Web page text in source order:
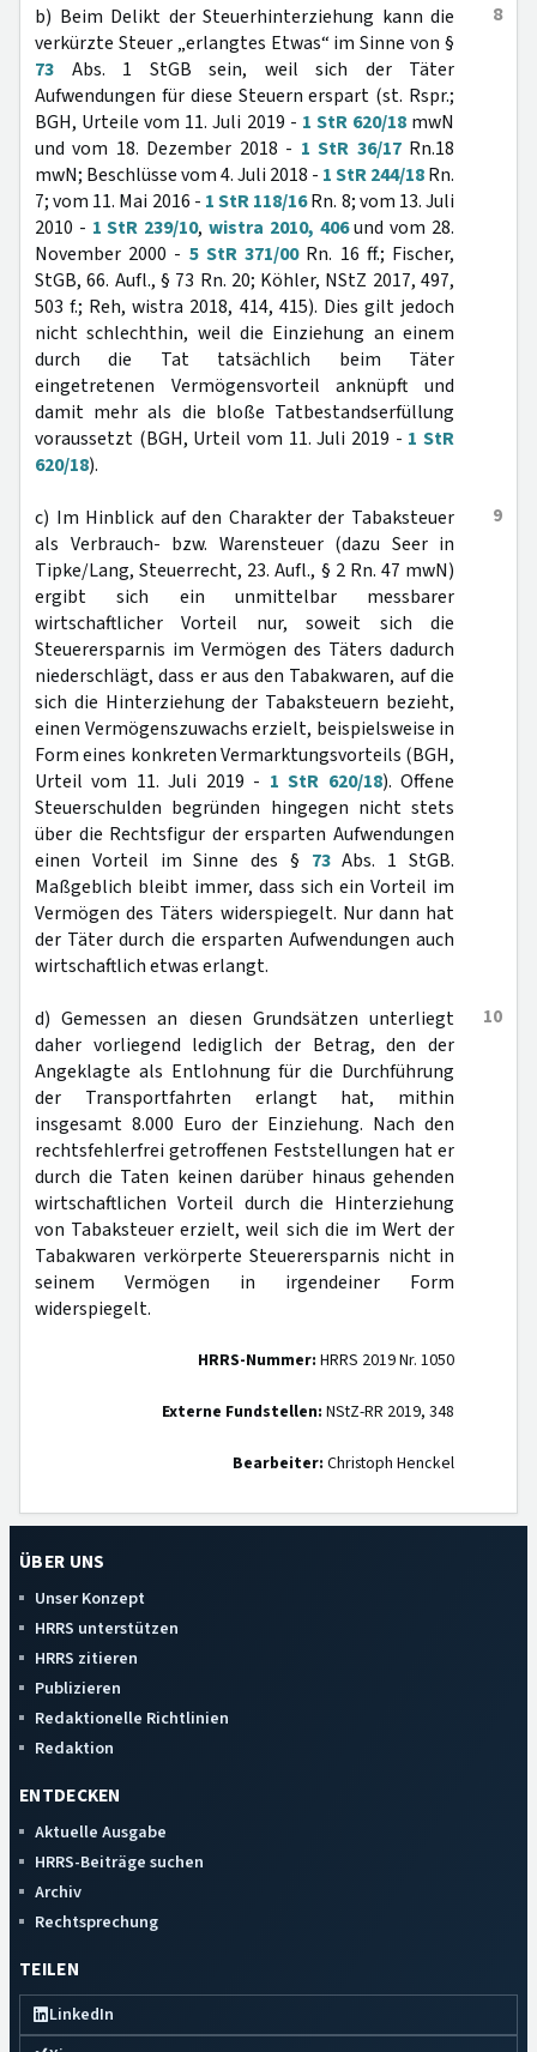
8
b) Beim Delikt der Steuerhinterziehung kann die
verkürzte Steuer „erlangtes Etwas“ im Sinne von §
73 Abs. 1 StGB sein, weil sich der Täter
Aufwendungen für diese Steuern erspart (st. Rspr.;
BGH, Urteile vom 11. Juli 2019 - 1 StR 620/18mwN
und vom 18. Dezember 2018 - 1 StR 36/17Rn.18
mwN; Beschlüsse vom 4. Juli 2018 - 1 StR 244/18Rn.
7; vom 11. Mai 2016 - 1 StR 118/16Rn. 8; vom 13. Juli
2010 - 1 StR 239/10,wistra 2010, 406und vom 28.
November 2000 - 5 StR 371/00Rn. 16 ff.; Fischer,
StGB, 66. Aufl., § 73 Rn. 20; Köhler, NStZ 2017, 497,
503 f.; Reh, wistra 2018, 414, 415). Dies gilt jedoch
nicht schlechthin, weil die Einziehung an einem
durch die Tat tatsächlich beim Täter
eingetretenen Vermögensvorteil anknüpft und
damit mehr als die bloße Tatbestandserfüllung
voraussetzt (BGH, Urteil vom 11. Juli 2019 - 1 StR
620/18).
9
c) Im Hinblick auf den Charakter der Tabaksteuer
als Verbrauch- bzw. Warensteuer (dazu Seer in
Tipke/Lang, Steuerrecht, 23. Aufl., § 2 Rn. 47 mwN)
ergibt sich ein unmittelbar messbarer
wirtschaftlicher Vorteil nur, soweit sich die
Steuerersparnis im Vermögen des Täters dadurch
niederschlägt, dass er aus den Tabakwaren, auf die
sich die Hinterziehung der Tabaksteuern bezieht,
einen Vermögenszuwachs erzielt, beispielsweise in
Form eines konkreten Vermarktungsvorteils (BGH,
Urteil vom 11. Juli 2019 - 1 StR 620/18). Offene
Steuerschulden begründen hingegen nicht stets
über die Rechtsfigur der ersparten Aufwendungen
einen Vorteil im Sinne des § 73Abs. 1 StGB.
Maßgeblich bleibt immer, dass sich ein Vorteil im
Vermögen des Täters widerspiegelt. Nur dann hat
der Täter durch die ersparten Aufwendungen auch
wirtschaftlich etwas erlangt.
10
d) Gemessen an diesen Grundsätzen unterliegt
daher vorliegend lediglich der Betrag, den der
Angeklagte als Entlohnung für die Durchführung
der Transportfahrten erlangt hat, mithin
insgesamt 8.000 Euro der Einziehung. Nach den
rechtsfehlerfrei getroffenen Feststellungen hat er
durch die Taten keinen darüber hinaus gehenden
wirtschaftlichen Vorteil durch die Hinterziehung
von Tabaksteuer erzielt, weil sich die im Wert der
Tabakwaren verkörperte Steuerersparnis nicht in
seinem Vermögen in irgendeiner Form
widerspiegelt.
HRRS-Nummer: HRRS 2019 Nr. 1050
Externe Fundstellen: NStZ-RR 2019, 348
Bearbeiter: Christoph Henckel
ÜBER UNS
Unser Konzept
HRRS unterstützen
HRRS zitieren
Publizieren
Redaktionelle Richtlinien
Redaktion
ENTDECKEN
Aktuelle Ausgabe
HRRS-Beiträge suchen
Archiv
Rechtsprechung
TEILEN
LinkedIn